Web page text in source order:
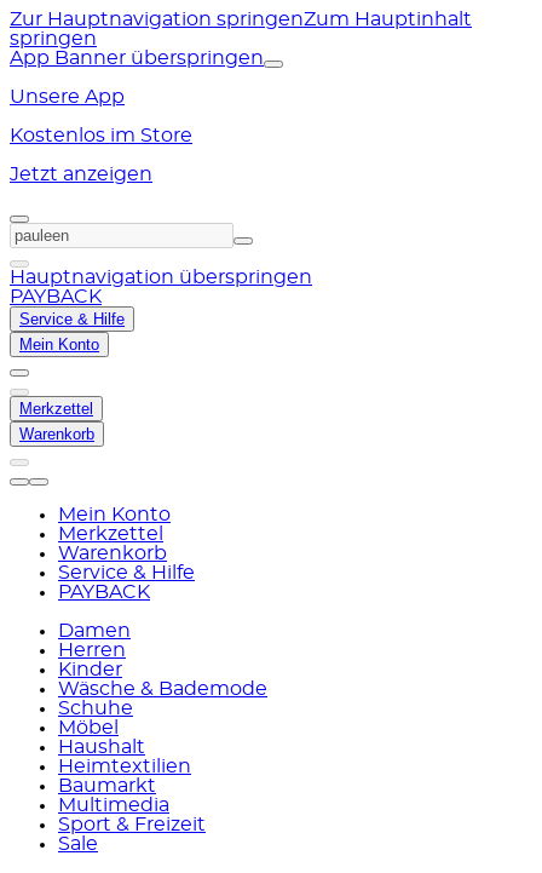
Zur Hauptnavigation springenZum Hauptinhalt
springen
App Banner überspringen
Unsere App
Kostenlos im Store
Jetzt anzeigen
Hauptnavigation überspringen
PAYBACK
Service & Hilfe
Mein Konto
Merkzettel
Warenkorb
Mein Konto
Merkzettel
Warenkorb
Service & Hilfe
PAYBACK
Damen
Herren
Kinder
Wäsche & Bademode
Schuhe
Möbel
Haushalt
Heimtextilien
Baumarkt
Multimedia
Sport & Freizeit
Sale